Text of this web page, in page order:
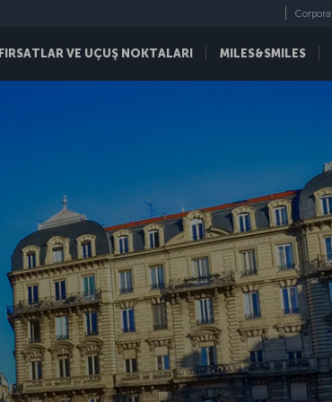
FIRSATLAR VE UÇUŞ NOKTALARI MILES&SMILES